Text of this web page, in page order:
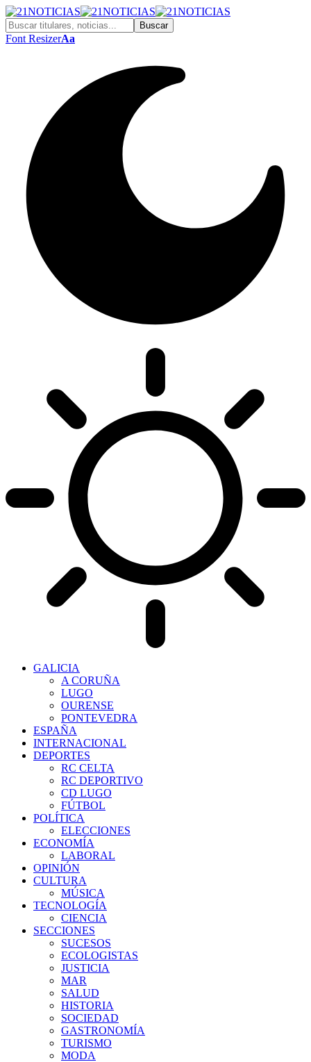
Font ResizerAa
GALICIA
A CORUÑA
LUGO
OURENSE
PONTEVEDRA
ESPAÑA
INTERNACIONAL
DEPORTES
RC CELTA
RC DEPORTIVO
CD LUGO
FÚTBOL
POLÍTICA
ELECCIONES
ECONOMÍA
LABORAL
OPINIÓN
CULTURA
MÚSICA
TECNOLOGÍA
CIENCIA
SECCIONES
SUCESOS
ECOLOGISTAS
JUSTICIA
MAR
SALUD
HISTORIA
SOCIEDAD
GASTRONOMÍA
TURISMO
MODA